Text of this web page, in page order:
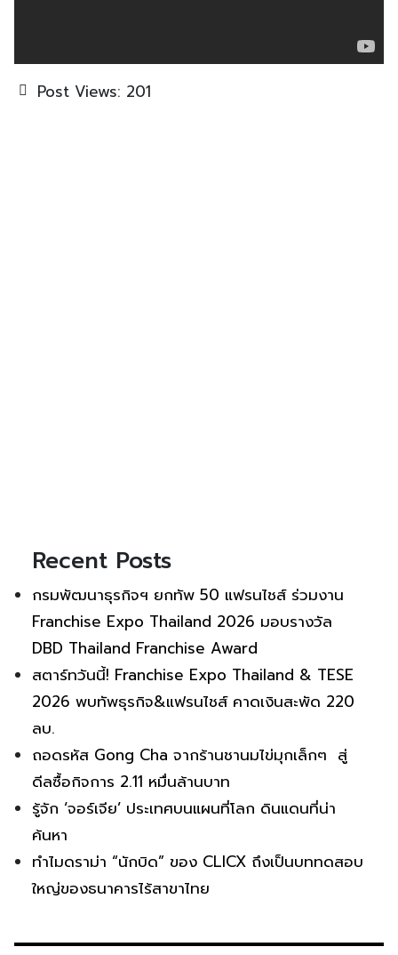
Post Views: 201
Recent Posts
กรมพัฒนาธุรกิจฯ ยกทัพ 50 แฟรนไชส์ ร่วมงาน
Franchise Expo Thailand 2026 มอบรางวัล
DBD Thailand Franchise Award
สตาร์ทวันนี้! Franchise Expo Thailand & TESE
2026 พบทัพธุรกิจ&แฟรนไชส์ คาดเงินสะพัด 220
ลบ.
ถอดรหัส Gong Cha จากร้านชานมไข่มุกเล็กๆ สู่
ดีลซื้อกิจการ 2.11 หมื่นล้านบาท
รู้จัก ‘จอร์เจีย’ ประเทศบนแผนที่โลก ดินแดนที่น่า
ค้นหา
ทำไมดราม่า “นักบิด” ของ CLICX ถึงเป็นบททดสอบ
ใหญ่ของธนาคารไร้สาขาไทย